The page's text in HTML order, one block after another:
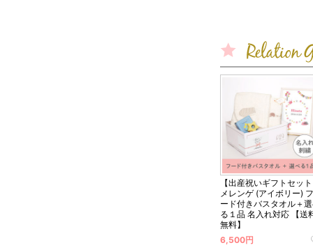
【出産祝いギフトセッ
メレンゲ (アイボリー)
ード付きバスタオル＋
る１品 名入れ対応 【送
無料】
6,500円